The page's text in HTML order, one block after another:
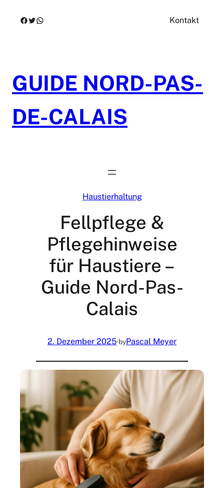
InhaltFacebook
Twitter
WhatsApp Kontakt
GUIDE NORD-PAS-
DE-CALAIS
Haustierhaltung
Fellpflege &
Pflegehinweise
für Haustiere –
Guide Nord-Pas-
Calais
2. Dezember 2025·byPascal Meyer